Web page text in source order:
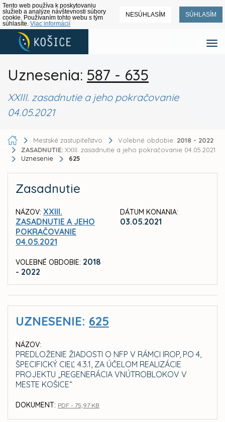
Tento web používa k poskytovaniu
služieb a analýze návštevnosti súbory
cookie. Používaním tohto webu s tým
súhlasíte. Viac informácií
NESÚHLASÍM SÚHLASÍM
Uznesenia: 587 - 635
XXIII. zasadnutie a jeho pokračovanie
04.05.2021
Mestské zastupiteľstvo Volebné obdobie: 2018 - 2022
ZASADNUTIE: XXIII. zasadnutie a jeho pokračovanie 04.05.2021
Uznesenie
625
Zasadnutie
NÁZOV: XXIII.
ZASADNUTIE A JEHO
POKRAČOVANIE
04.05.2021
VOLEBNÉ OBDOBIE: 2018
- 2022
DÁTUM KONANIA:
03.05.2021
UZNESENIE: 625
NÁZOV:
PREDLOŽENIE ŽIADOSTI O NFP V RÁMCI IROP, PO 4,
ŠPECIFICKÝ CIEĽ 4.3.1, ZA ÚČELOM REALIZÁCIE
PROJEKTU „REGENERÁCIA VNÚTROBLOKOV V
MESTE KOŠICE“
DOKUMENT: PDF - 75,97 KB